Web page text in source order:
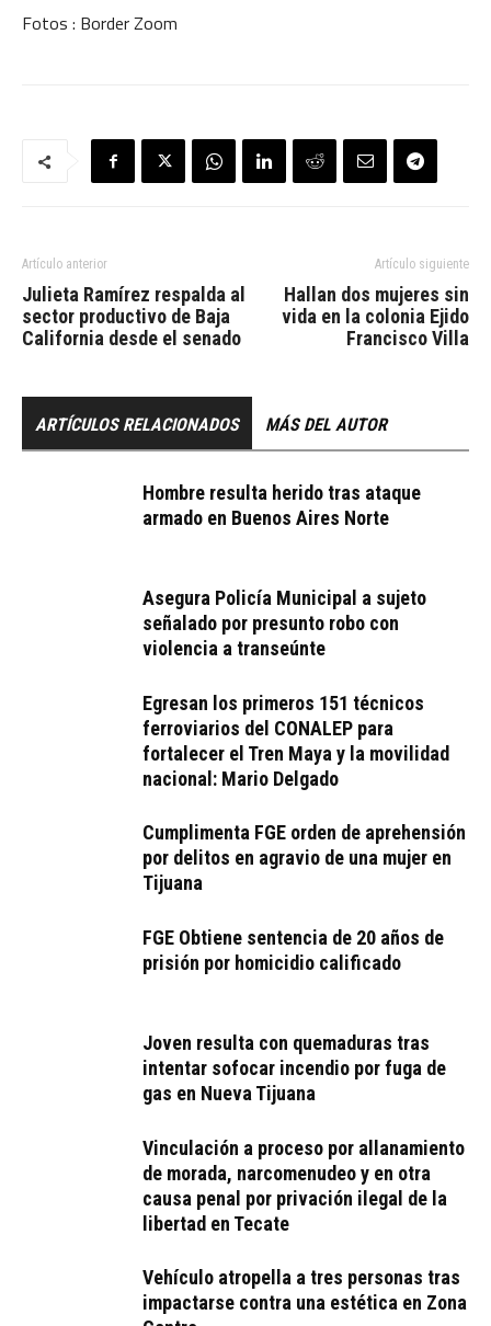
Fotos : Border Zoom
Artículo anterior
Julieta Ramírez respalda al
sector productivo de Baja
California desde el senado
Artículo siguiente
Hallan dos mujeres sin
vida en la colonia Ejido
Francisco Villa
ARTÍCULOS RELACIONADOS MÁS DEL AUTOR
Hombre resulta herido tras ataque
armado en Buenos Aires Norte
Asegura Policía Municipal a sujeto
señalado por presunto robo con
violencia a transeúnte
Egresan los primeros 151 técnicos
ferroviarios del CONALEP para
fortalecer el Tren Maya y la movilidad
nacional: Mario Delgado
Cumplimenta FGE orden de aprehensión
por delitos en agravio de una mujer en
Tijuana
FGE Obtiene sentencia de 20 años de
prisión por homicidio calificado
Joven resulta con quemaduras tras
intentar sofocar incendio por fuga de
gas en Nueva Tijuana
Vinculación a proceso por allanamiento
de morada, narcomenudeo y en otra
causa penal por privación ilegal de la
libertad en Tecate
Vehículo atropella a tres personas tras
impactarse contra una estética en Zona